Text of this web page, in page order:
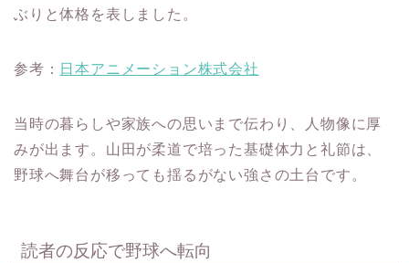
ぶりと体格を表しました。
参考： 日本アニメーション株式会社
当時の暮らしや家族への思いまで伝わり、人物像に厚
みが出ます。山田が柔道で培った基礎体力と礼節は、
野球へ舞台が移っても揺るがない強さの土台です。
読者の反応で野球へ転向